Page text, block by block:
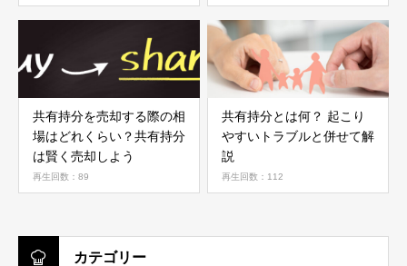
解説
共有持分を売却する際の相
場はどれくらい？共有持分
は賢く売却しよう
再生回数：89
共有持分とは何？ 起こり
やすいトラブルと併せて解
説
再生回数：112
カテゴリー